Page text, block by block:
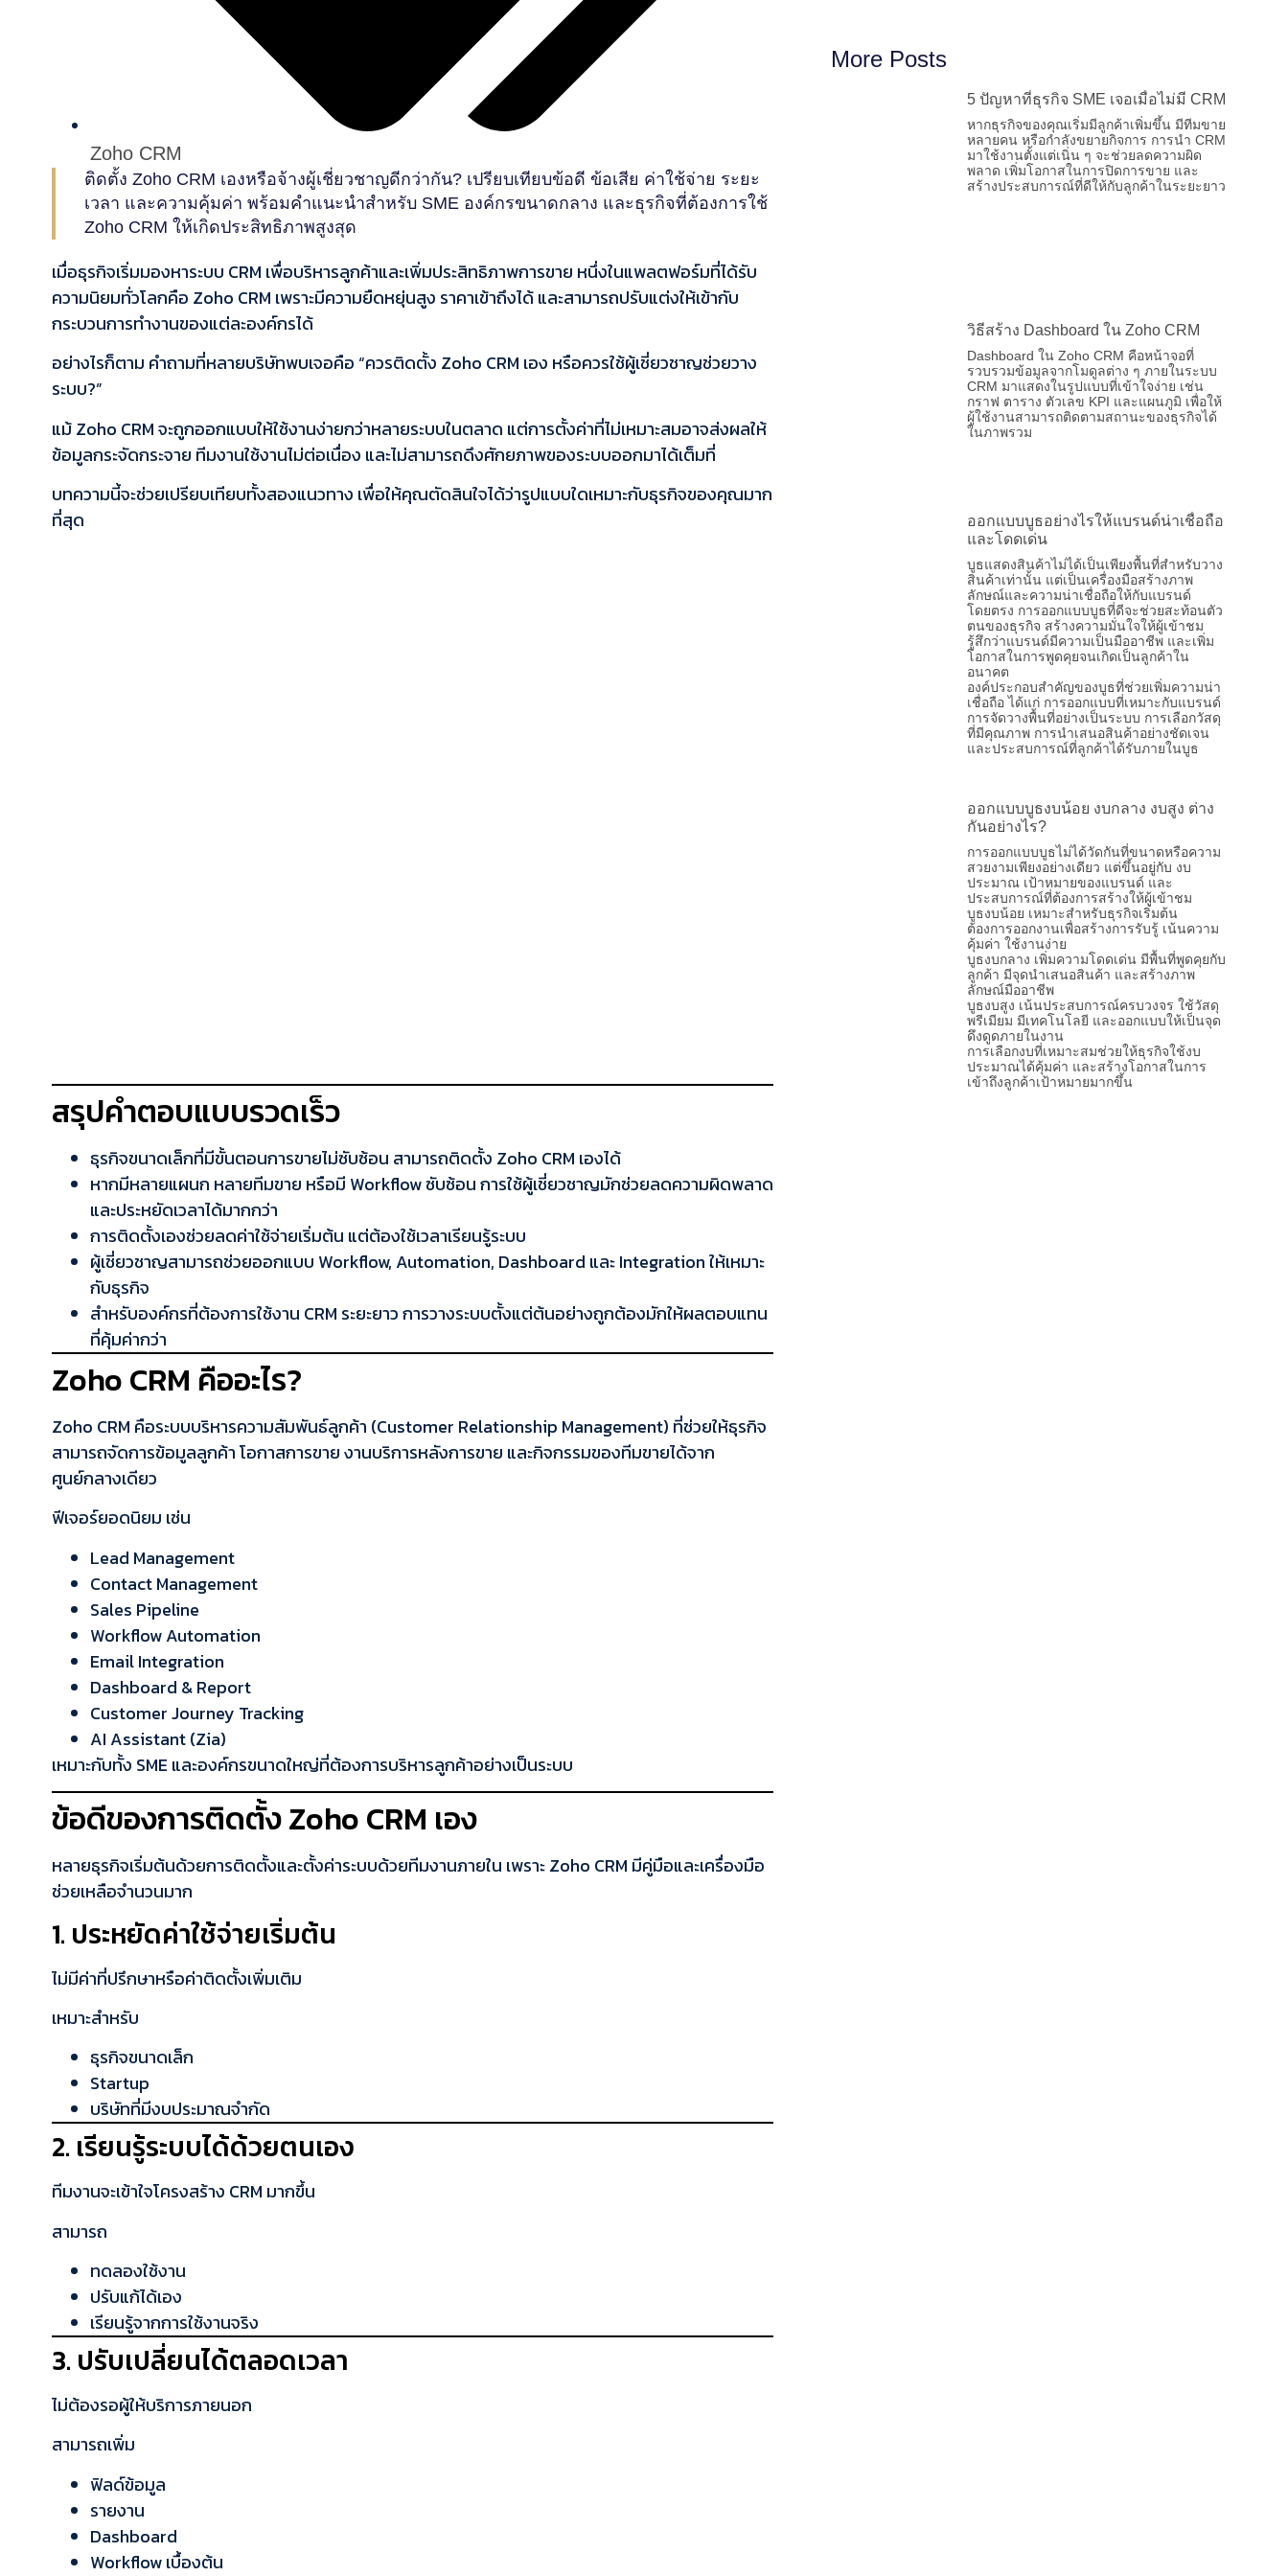
Zoho CRM
ติดตั้ง Zoho CRM เองหรือจ้างผู้เชี่ยวชาญดีกว่ากัน? เปรียบเทียบข้อดี ข้อเสีย ค่าใช้จ่าย ระยะ
เวลา และความคุ้มค่า พร้อมคำแนะนำสำหรับ SME องค์กรขนาดกลาง และธุรกิจที่ต้องการใช้
Zoho CRM ให้เกิดประสิทธิภาพสูงสุด
เมื่อธุรกิจเริ่มมองหาระบบ CRM เพื่อบริหารลูกค้าและเพิ่มประสิทธิภาพการขาย หนึ่งในแพลตฟอร์มที่ได้รับ
ความนิยมทั่วโลกคือ Zoho CRM เพราะมีความยืดหยุ่นสูง ราคาเข้าถึงได้ และสามารถปรับแต่งให้เข้ากับ
กระบวนการทำงานของแต่ละองค์กรได้
อย่างไรก็ตาม คำถามที่หลายบริษัทพบเจอคือ “ควรติดตั้ง Zoho CRM เอง หรือควรใช้ผู้เชี่ยวชาญช่วยวาง
ระบบ?”
แม้ Zoho CRM จะถูกออกแบบให้ใช้งานง่ายกว่าหลายระบบในตลาด แต่การตั้งค่าที่ไม่เหมาะสมอาจส่งผลให้
ข้อมูลกระจัดกระจาย ทีมงานใช้งานไม่ต่อเนื่อง และไม่สามารถดึงศักยภาพของระบบออกมาได้เต็มที่
บทความนี้จะช่วยเปรียบเทียบทั้งสองแนวทาง เพื่อให้คุณตัดสินใจได้ว่ารูปแบบใดเหมาะกับธุรกิจของคุณมาก
ที่สุด
สรุปคำตอบแบบรวดเร็ว
ธุรกิจขนาดเล็กที่มีขั้นตอนการขายไม่ซับซ้อน สามารถติดตั้ง Zoho CRM เองได้
หากมีหลายแผนก หลายทีมขาย หรือมี Workflow ซับซ้อน การใช้ผู้เชี่ยวชาญมักช่วยลดความผิดพลาด
และประหยัดเวลาได้มากกว่า
การติดตั้งเองช่วยลดค่าใช้จ่ายเริ่มต้น แต่ต้องใช้เวลาเรียนรู้ระบบ
ผู้เชี่ยวชาญสามารถช่วยออกแบบ Workflow, Automation, Dashboard และ Integration ให้เหมาะ
กับธุรกิจ
สำหรับองค์กรที่ต้องการใช้งาน CRM ระยะยาว การวางระบบตั้งแต่ต้นอย่างถูกต้องมักให้ผลตอบแทน
ที่คุ้มค่ากว่า
Zoho CRM คืออะไร?
Zoho CRM คือระบบบริหารความสัมพันธ์ลูกค้า (Customer Relationship Management) ที่ช่วยให้ธุรกิจ
สามารถจัดการข้อมูลลูกค้า โอกาสการขาย งานบริการหลังการขาย และกิจกรรมของทีมขายได้จาก
ศูนย์กลางเดียว
ฟีเจอร์ยอดนิยม เช่น
Lead Management
Contact Management
Sales Pipeline
Workflow Automation
Email Integration
Dashboard & Report
Customer Journey Tracking
AI Assistant (Zia)
เหมาะกับทั้ง SME และองค์กรขนาดใหญ่ที่ต้องการบริหารลูกค้าอย่างเป็นระบบ
ข้อดีของการติดตั้ง Zoho CRM เอง
หลายธุรกิจเริ่มต้นด้วยการติดตั้งและตั้งค่าระบบด้วยทีมงานภายใน เพราะ Zoho CRM มีคู่มือและเครื่องมือ
ช่วยเหลือจำนวนมาก
1. ประหยัดค่าใช้จ่ายเริ่มต้น
ไม่มีค่าที่ปรึกษาหรือค่าติดตั้งเพิ่มเติม
เหมาะสำหรับ
ธุรกิจขนาดเล็ก
Startup
บริษัทที่มีงบประมาณจำกัด
2. เรียนรู้ระบบได้ด้วยตนเอง
ทีมงานจะเข้าใจโครงสร้าง CRM มากขึ้น
สามารถ
ทดลองใช้งาน
ปรับแก้ได้เอง
เรียนรู้จากการใช้งานจริง
3. ปรับเปลี่ยนได้ตลอดเวลา
ไม่ต้องรอผู้ให้บริการภายนอก
สามารถเพิ่ม
ฟิลด์ข้อมูล
รายงาน
Dashboard
Workflow เบื้องต้น
More Posts
5 ปัญหาที่ธุรกิจ SME เจอเมื่อไม่มี CRM
หากธุรกิจของคุณเริ่มมีลูกค้าเพิ่มขึ้น มีทีมขาย
หลายคน หรือกำลังขยายกิจการ การนำ CRM
มาใช้งานตั้งแต่เนิ่น ๆ จะช่วยลดความผิด
พลาด เพิ่มโอกาสในการปิดการขาย และ
สร้างประสบการณ์ที่ดีให้กับลูกค้าในระยะยาว
วิธีสร้าง Dashboard ใน Zoho CRM
Dashboard ใน Zoho CRM คือหน้าจอที่
รวบรวมข้อมูลจากโมดูลต่าง ๆ ภายในระบบ
CRM มาแสดงในรูปแบบที่เข้าใจง่าย เช่น
กราฟ ตาราง ตัวเลข KPI และแผนภูมิ เพื่อให้
ผู้ใช้งานสามารถติดตามสถานะของธุรกิจได้
ในภาพรวม
ออกแบบบูธอย่างไรให้แบรนด์น่าเชื่อถือ
และโดดเด่น
บูธแสดงสินค้าไม่ได้เป็นเพียงพื้นที่สำหรับวาง
สินค้าเท่านั้น แต่เป็นเครื่องมือสร้างภาพ
ลักษณ์และความน่าเชื่อถือให้กับแบรนด์
โดยตรง การออกแบบบูธที่ดีจะช่วยสะท้อนตัว
ตนของธุรกิจ สร้างความมั่นใจให้ผู้เข้าชม
รู้สึกว่าแบรนด์มีความเป็นมืออาชีพ และเพิ่ม
โอกาสในการพูดคุยจนเกิดเป็นลูกค้าใน
อนาคต
องค์ประกอบสำคัญของบูธที่ช่วยเพิ่มความน่า
เชื่อถือ ได้แก่ การออกแบบที่เหมาะกับแบรนด์
การจัดวางพื้นที่อย่างเป็นระบบ การเลือกวัสดุ
ที่มีคุณภาพ การนำเสนอสินค้าอย่างชัดเจน
และประสบการณ์ที่ลูกค้าได้รับภายในบูธ
ออกแบบบูธงบน้อย งบกลาง งบสูง ต่าง
กันอย่างไร?
การออกแบบบูธไม่ได้วัดกันที่ขนาดหรือความ
สวยงามเพียงอย่างเดียว แต่ขึ้นอยู่กับ งบ
ประมาณ เป้าหมายของแบรนด์ และ
ประสบการณ์ที่ต้องการสร้างให้ผู้เข้าชม
บูธงบน้อย เหมาะสำหรับธุรกิจเริ่มต้น
ต้องการออกงานเพื่อสร้างการรับรู้ เน้นความ
คุ้มค่า ใช้งานง่าย
บูธงบกลาง เพิ่มความโดดเด่น มีพื้นที่พูดคุยกับ
ลูกค้า มีจุดนำเสนอสินค้า และสร้างภาพ
ลักษณ์มืออาชีพ
บูธงบสูง เน้นประสบการณ์ครบวงจร ใช้วัสดุ
พรีเมียม มีเทคโนโลยี และออกแบบให้เป็นจุด
ดึงดูดภายในงาน
การเลือกงบที่เหมาะสมช่วยให้ธุรกิจใช้งบ
ประมาณได้คุ้มค่า และสร้างโอกาสในการ
เข้าถึงลูกค้าเป้าหมายมากขึ้น